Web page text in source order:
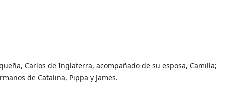
Carlos de Inglaterra, acompañado de su esposa, Camilla;
de Catalina, Pippa y James.